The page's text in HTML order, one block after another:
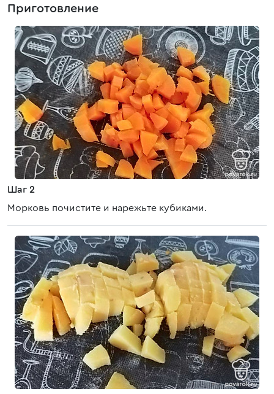
Приготовление
Шаг 2
Морковь почистите и нарежьте кубиками.